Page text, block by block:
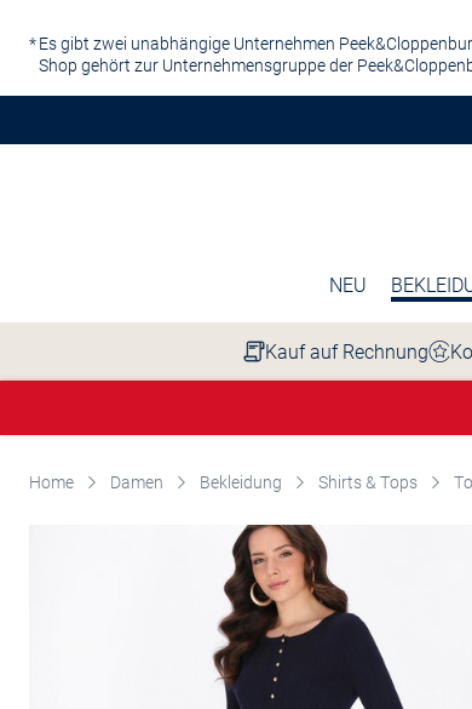
Es gibt zwei unabhängige Unternehmen
Shop gehört zur Unternehmensgruppe der
NEU
Kauf auf Rechnung
Home Damen Bekleidung Shirts & Tops